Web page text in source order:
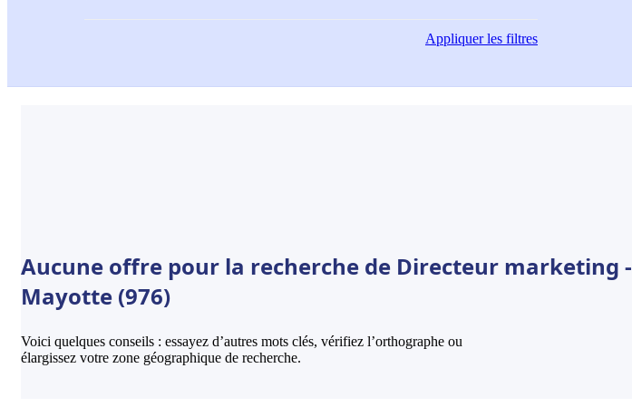
Appliquerles filtres
Aucune offre pour la recherche de Directeur marketing -
Mayotte (976)
Voici quelques conseils : essayez d’autres mots clés, vérifiez l’orthographe ou
élargissez votre zone géographique de recherche.